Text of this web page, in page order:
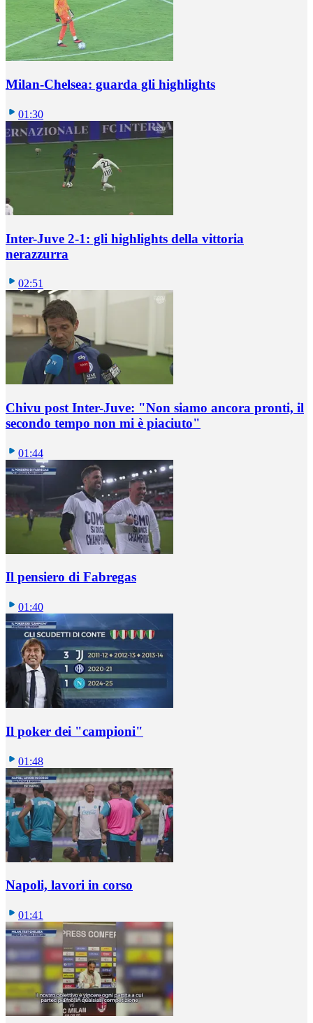
Milan-Chelsea: guarda gli highlights
01:30
Inter-Juve 2-1: gli highlights della vittoria
nerazzurra
02:51
Chivu post Inter-Juve: "Non siamo ancora pronti, il
secondo tempo non mi è piaciuto"
01:44
Il pensiero di Fabregas
01:40
Il poker dei "campioni"
01:48
Napoli, lavori in corso
01:41